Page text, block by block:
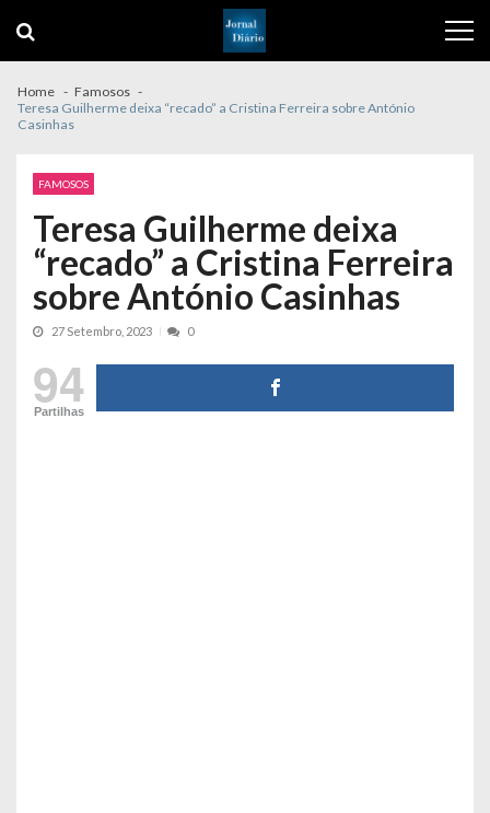
navigation
content
Home
Famosos
Teresa Guilherme deixa “recado” a Cristina Ferreira sobre António
Casinhas
FAMOSOS
Teresa Guilherme deixa
“recado” a Cristina Ferreira
sobre António Casinhas
27 Setembro, 2023 0
94
Partilhas